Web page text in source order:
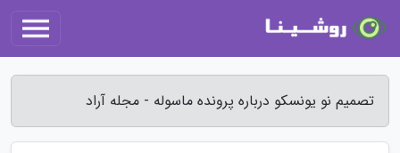
تصمیم نو یونسکو درباره پرونده ماسوله - مجله آراد